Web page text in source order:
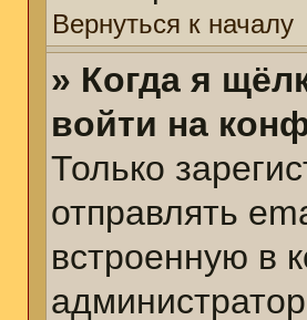
Вернуться к началу
» Когда я
войти на
Только
отправлять
встроенную в